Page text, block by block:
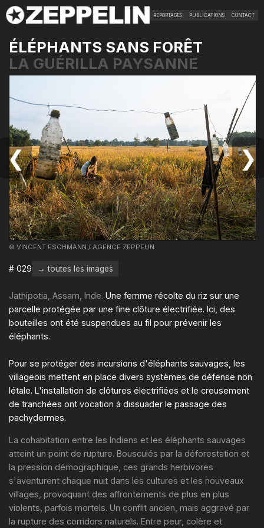
REPORTAGES PUBLICATIONS CONTACT
ÉLÉPHANTS SANS FORÊT
LA GUÉRILLA PAYSANNE
❮ ❯
Jathipotia, Assam, Inde. Une femme récolte du riz sur une
parcelle protégée par une fine clôture électrifiée. Ici, des
bouteilles ont été suspendues au fil pour prévenir les
éléphants.
Pour se protéger des incursions d'éléphants sauvages, les
villageois mettent en place divers systèmes de défense non
létale. L'installation de clôtures électrifiées et le creusement
de tranchées ont vocation à dissuader le passage des
pachydermes.
© VINCENT ESCHMANN / AGENCE ZEPPELIN
# 029 → toutes les images
La cohabitation entre les Indiens et les éléphants sauvages
atteint un point de rupture. Bousculés par la déforestation et
la pression démographique, ces grands herbivores
s'aventurent chaque nuit dans les cultures et les nouveaux
villages, provoquant des affrontements de plus en plus
violents, parfois mortels. Un conflit ancien, mais aggravé par
la rupture des corridors naturels. Entre peur, colère et